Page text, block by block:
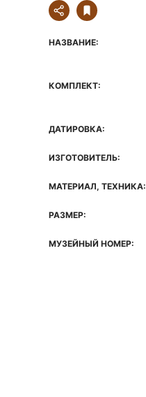
НАЗВАНИЕ:
КОМПЛЕКТ:
ДАТИРОВКА:
ИЗГОТОВИТЕЛЬ:
МАТЕРИАЛ, ТЕХНИКА:
РАЗМЕР:
МУЗЕЙНЫЙ НОМЕР: